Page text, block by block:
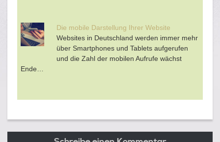
Die mobile Darstellung Ihrer Website
Websites in Deutschland werden immer mehr
über Smartphones und Tablets aufgerufen
und die Zahl der mobilen Aufrufe wächst
Ende…